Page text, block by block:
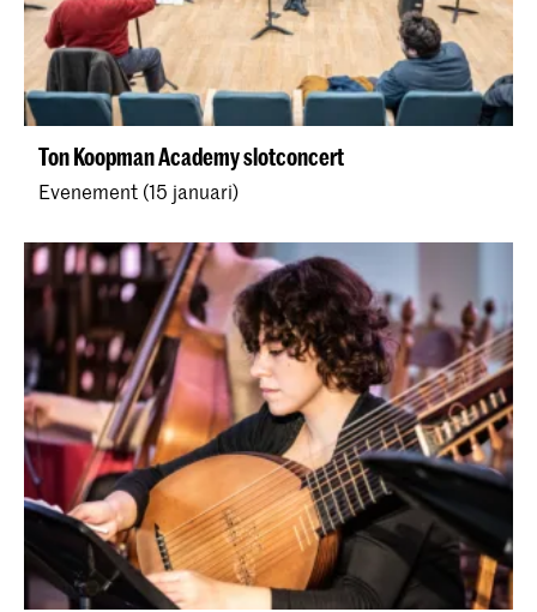
Ton Koopman Academy slotconcert
Evenement (15 januari)